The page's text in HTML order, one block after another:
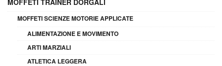
MOFFETI SCIENZE MOTORIE APPLICATE
ALIMENTAZIONE E MOVIMENTO
ARTI MARZIALI
ATLETICA LEGGERA